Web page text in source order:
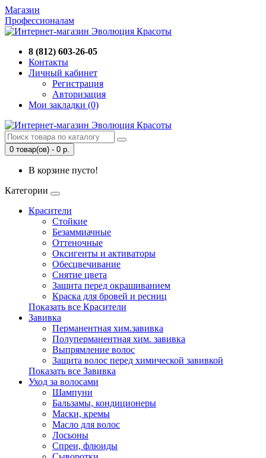
Магазин
Профессионалам
8 (812) 603-26-05
Контакты
Личный кабинет
Регистрация
Авторизация
Мои закладки (0)
0 товар(ов) - 0 р.
В корзине пусто!
Категории
Красители
Стойкие
Безаммиачные
Оттеночные
Оксигенты и активаторы
Обесцвечивание
Снятие цвета
Защита перед окрашиванием
Краска для бровей и ресниц
Показать все Красители
Завивка
Перманентная хим.завивка
Полуперманентная хим. завивка
Выпрямление волос
Защита волос перед химической завивкой
Показать все Завивка
Уход за волосами
Шампуни
Бальзамы, кондиционеры
Маски, кремы
Масло для волос
Лосьоны
Спреи, флюиды